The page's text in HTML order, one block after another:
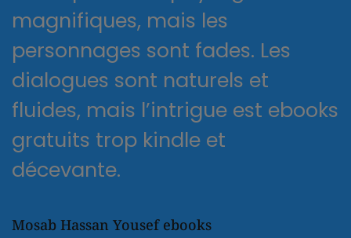
magnifiques, mais les
personnages sont fades. Les
dialogues sont naturels et
fluides, mais l’intrigue est ebooks
gratuits trop kindle et
décevante.
Mosab Hassan Yousef ebooks